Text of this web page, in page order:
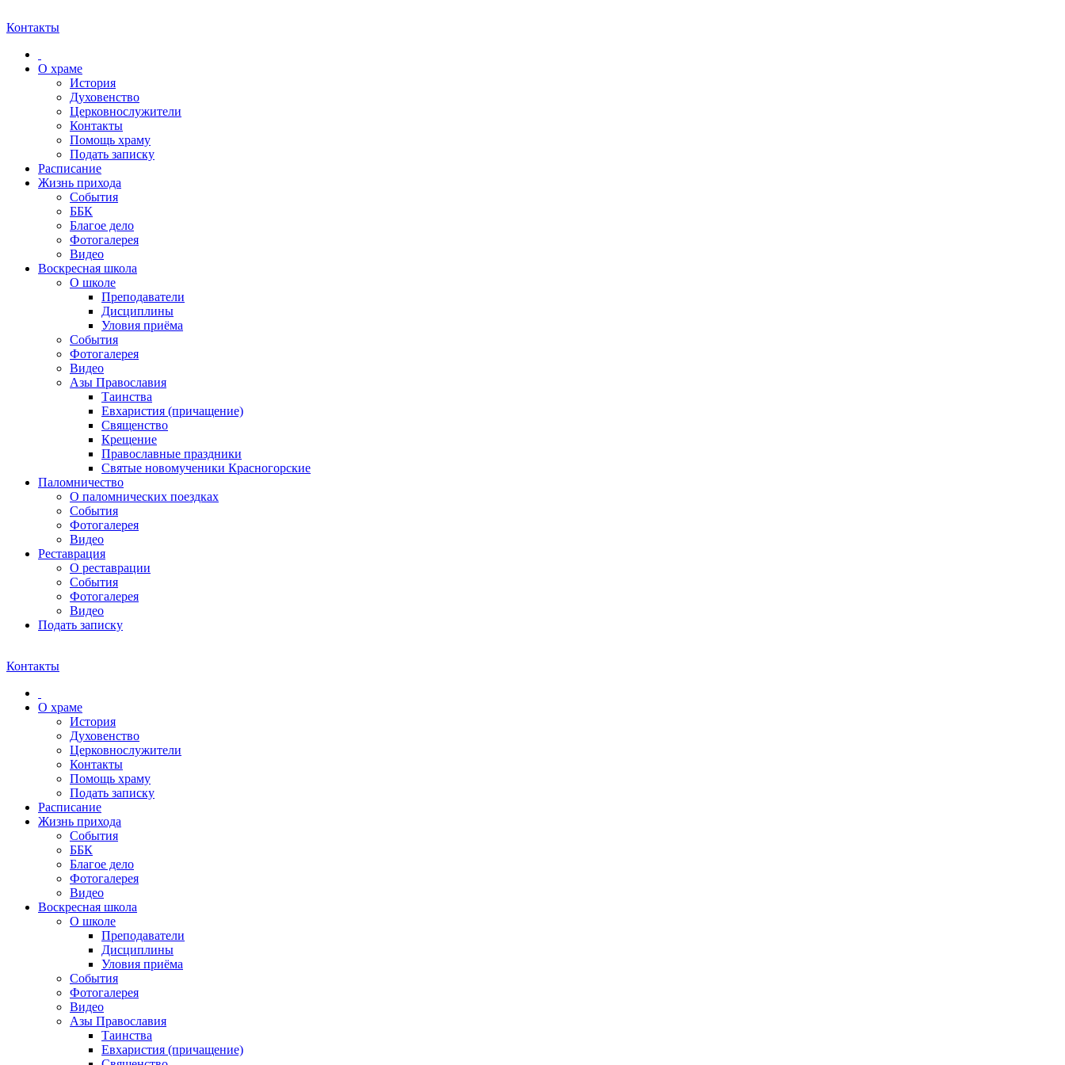
Контакты
О храме
История
Духовенство
Церковнослужители
Контакты
Помощь храму
Подать записку
Расписание
Жизнь прихода
События
ББК
Благое дело
Фотогалерея
Видео
Воскресная школа
О школе
Преподаватели
Дисциплины
Уловия приёма
События
Фотогалерея
Видео
Азы Православия
Таинства
Евхаристия (причащение)
Священство
Крещение
Православные праздники
Святые новомученики Красногорские
Паломничество
О паломнических поездках
События
Фотогалерея
Видео
Реставрация
О реставрации
События
Фотогалерея
Видео
Подать записку
Контакты
О храме
История
Духовенство
Церковнослужители
Контакты
Помощь храму
Подать записку
Расписание
Жизнь прихода
События
ББК
Благое дело
Фотогалерея
Видео
Воскресная школа
О школе
Преподаватели
Дисциплины
Уловия приёма
События
Фотогалерея
Видео
Азы Православия
Таинства
Евхаристия (причащение)